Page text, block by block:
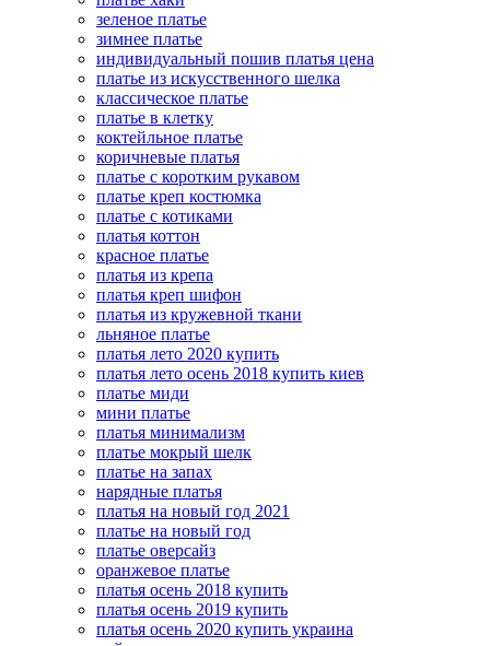
зеленое платье
зимнее платье
индивидуальный пошив платья цена
платье из искусственного шелка
классическое платье
платье в клетку
коктейльное платье
коричневые платья
платье с коротким рукавом
платье креп костюмка
платье с котиками
платья коттон
красное платье
платья из крепа
платья креп шифон
платья из кружевной ткани
льняное платье
платья лето 2020 купить
платья лето осень 2018 купить киев
платье миди
мини платье
платья минимализм
платье мокрый шелк
платье на запах
нарядные платья
платья на новый год 2021
платье на новый год
платье оверсайз
оранжевое платье
платья осень 2018 купить
платья осень 2019 купить
платья осень 2020 купить украина